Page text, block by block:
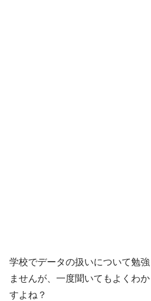
学校でデータの扱いについて勉
ませんが、一度聞いてもよくわ
すよね？